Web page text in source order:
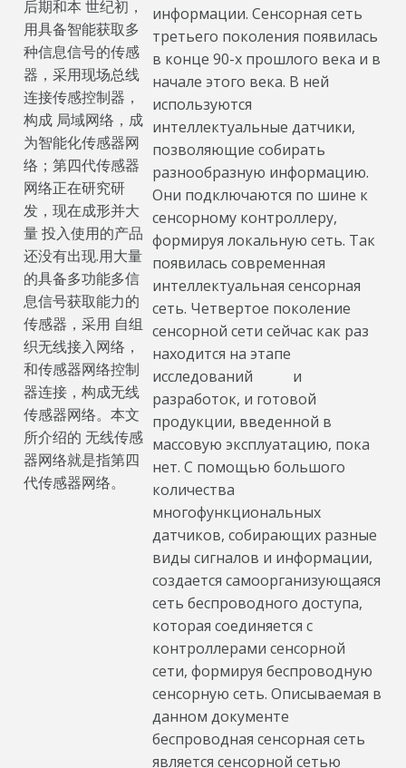
后期和本 世纪初，
用具备智能获取多
种信息信号的传感
器，采用现场总线
连接传感控制器，
构成 局域网络，成
为智能化传感器网
络；第四代传感器
网络正在研究研
发，现在成形并大
量 投入使用的产品
还没有出现.用大量
的具备多功能多信
息信号获取能力的
传感器，采用 自组
织无线接入网络，
和传感器网络控制
器连接，构成无线
传感器网络。本文
所介绍的 无线传感
器网络就是指第四
代传感器网络。
информации. Сенсорная сеть
третьего поколения появилась
в конце 90-х прошлого века и в
начале этого века. В ней
используются
интеллектуальные датчики,
позволяющие собирать
разнообразную информацию.
Они подключаются по шине к
сенсорному контроллеру,
формируя локальную сеть. Так
появилась современная
интеллектуальная сенсорная
сеть. Четвертое поколение
сенсорной сети сейчас как раз
находится на этапе
исследований и
разработок, и готовой
продукции, введенной в
массовую эксплуатацию, пока
нет. С помощью большого
количества
многофункциональных
датчиков, собирающих разные
виды сигналов и информации,
создается самоорганизующаяся
сеть беспроводного доступа,
которая соединяется с
контроллерами сенсорной
сети, формируя беспроводную
сенсорную сеть. Описываемая в
данном документе
беспроводная сенсорная сеть
является сенсорной сетью